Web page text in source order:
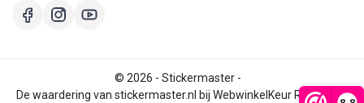
© 2026 - Stickermaster -
De waardering van stickermaster.nl bij WebwinkelKeur Reviews is